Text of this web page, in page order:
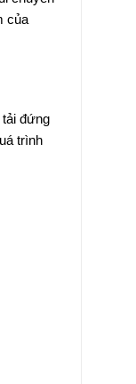
của
đứng
trình